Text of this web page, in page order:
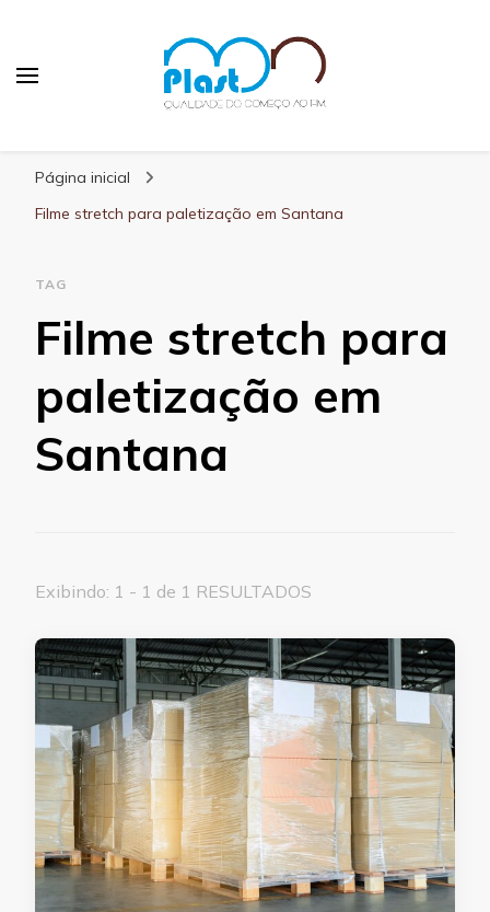
Página inicial
Filme stretch para paletização em Santana
TAG
Filme stretch para
paletização em
Santana
Exibindo: 1 - 1 de 1 RESULTADOS